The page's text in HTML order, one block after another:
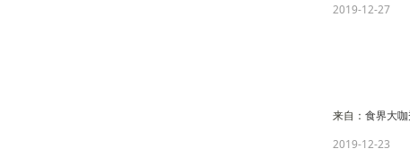
2019-12-27
来自： 食界大
2019-12-23